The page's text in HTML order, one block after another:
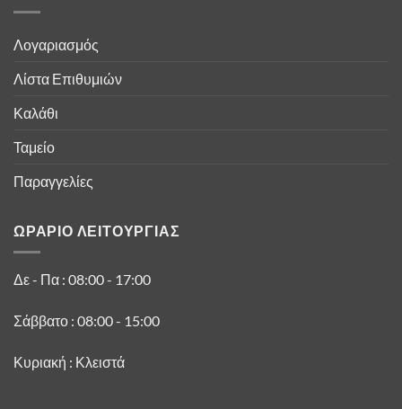
Λογαριασμός
Λίστα Επιθυμιών
Καλάθι
Ταμείο
Παραγγελίες
ΩΡΑΡΙΟ ΛΕΙΤΟΥΡΓΙΑΣ
Δε - Πα : 08:00 - 17:00
Σάββατο : 08:00 - 15:00
Κυριακή : Κλειστά